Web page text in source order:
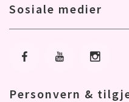
Sosiale medier
Gå til Facebook
Gå til Youtube
Gå til
Personvern &